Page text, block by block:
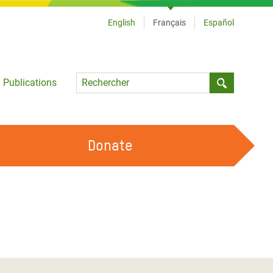
Publications
Language
English Français Español
Donate